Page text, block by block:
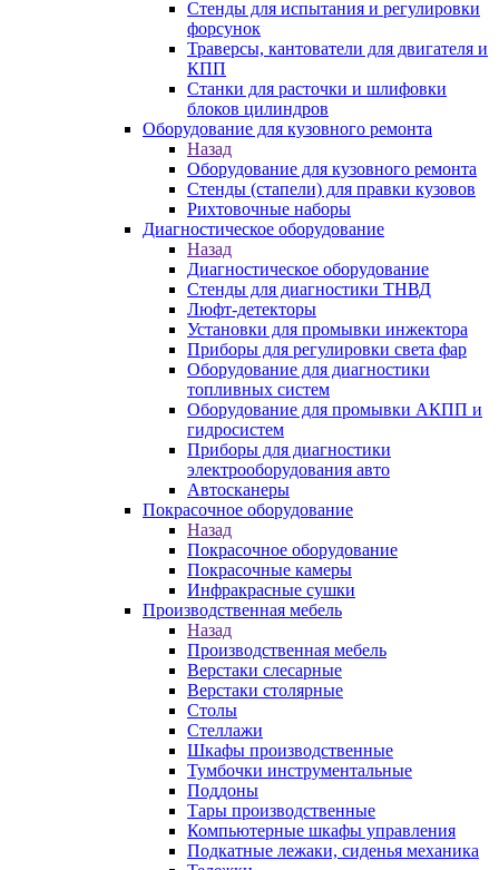
Стенды для испытания и регулировки
форсунок
Траверсы, кантователи для двигателя и
КПП
Станки для расточки и шлифовки
блоков цилиндров
Оборудование для кузовного ремонта
Назад
Оборудование для кузовного ремонта
Стенды (стапели) для правки кузовов
Рихтовочные наборы
Диагностическое оборудование
Назад
Диагностическое оборудование
Стенды для диагностики ТНВД
Люфт-детекторы
Установки для промывки инжектора
Приборы для регулировки света фар
Оборудование для диагностики
топливных систем
Оборудование для промывки АКПП и
гидросистем
Приборы для диагностики
электрооборудования авто
Автосканеры
Покрасочное оборудование
Назад
Покрасочное оборудование
Покрасочные камеры
Инфракрасные сушки
Производственная мебель
Назад
Производственная мебель
Верстаки слесарные
Верстаки столярные
Столы
Стеллажи
Шкафы производственные
Тумбочки инструментальные
Поддоны
Тары производственные
Компьютерные шкафы управления
Подкатные лежаки, сиденья механика